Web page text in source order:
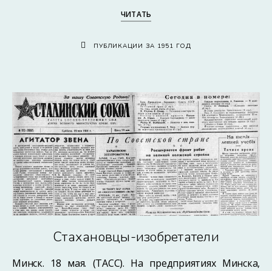
ЧИТАТЬ
ПУБЛИКАЦИИ ЗА 1951 ГОД
Стахановцы-изобретатели
Минск. 18 мая. (ТАСС). На предприятиях Минска,